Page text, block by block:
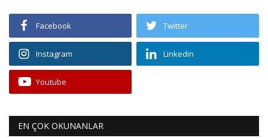
Facebook Twitter
Instagram Linkedin
Youtube
EN ÇOK OKUNANLAR